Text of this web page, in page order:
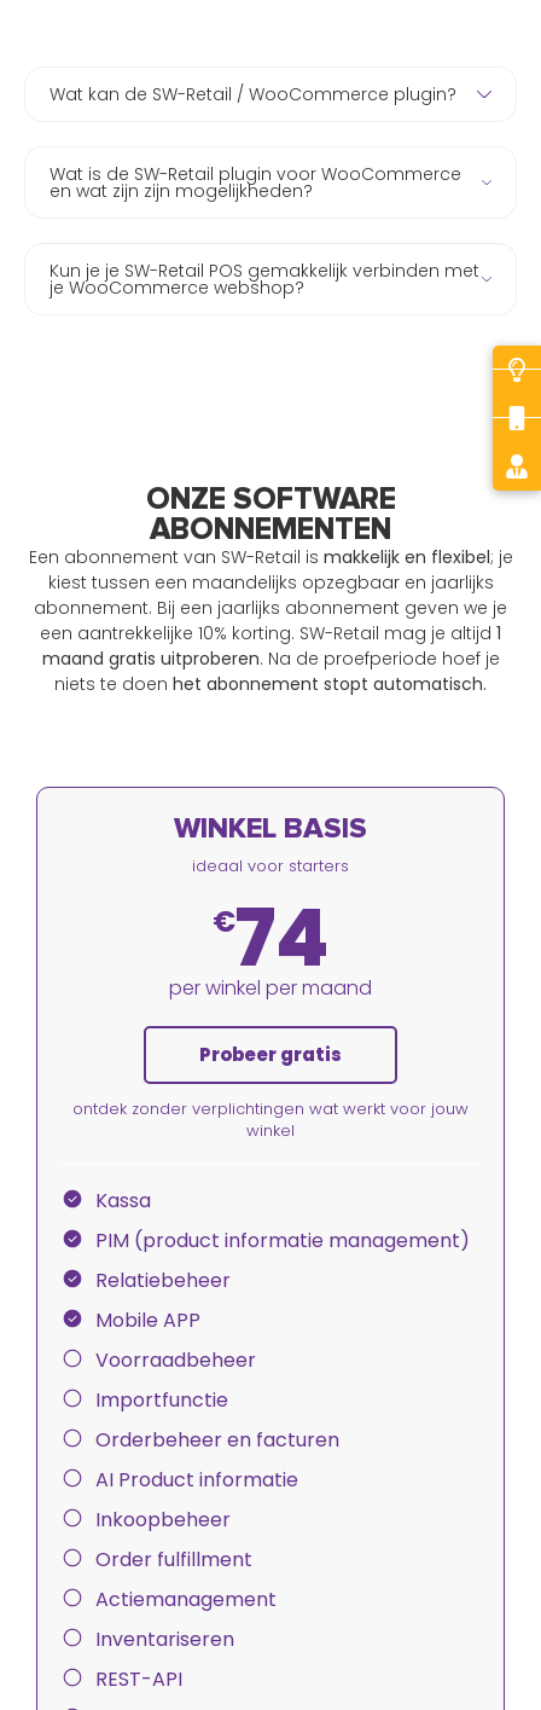
Wat kan de SW-Retail / WooCommerce plugin?
Wat is de SW-Retail plugin voor WooCommerce
en wat zijn zijn mogelijkheden?
Kun je je SW-Retail POS gemakkelijk verbinden met
je WooCommerce webshop?
ONZE SOFTWARE
ABONNEMENTEN
Een abonnement van SW-Retail is makkelijk en flexibel; je
kiest tussen een maandelijks opzegbaar en jaarlijks
abonnement. Bij een jaarlijks abonnement geven we je
een aantrekkelijke 10% korting. SW-Retail mag je altijd 1
maand gratis uitproberen. Na de proefperiode hoef je
niets te doen het abonnement stopt automatisch.
WINKEL BASIS
ideaal voor starters
€74
per winkel per maand
Probeer gratis
ontdek zonder verplichtingen wat werkt voor jouw
winkel
Kassa
PIM (product informatie management)
Relatiebeheer
Mobile APP
Voorraadbeheer
Importfunctie
Orderbeheer en facturen
AI Product informatie
Inkoopbeheer
Order fulfillment
Actiemanagement
Inventariseren
REST-API